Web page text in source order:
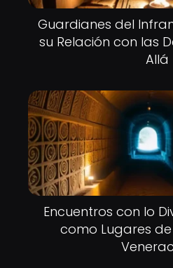
Guardianes del
su Relación con las
Allá
Encuentros con lo
como Lugares